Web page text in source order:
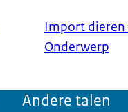
Import
Onderwerp
Andere talen